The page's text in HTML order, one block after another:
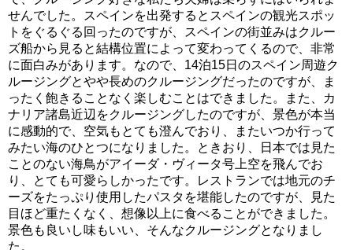
せんでした。スペインを出発するとスペインの観光スポッ
トをぐるぐる回ったのですが、スペインの街並みはクルー
ズ船から見ると結構位置によって変わってくるので、非常
に面白みがあります。なので、14泊15日のスペイン周遊ク
ルージングとやや長めのクルージングだったのですが、ま
ったく飽きることなく楽しむことはできました。また、カ
ナリア諸島近辺をクルージングしたのですが、景色が本当
に感動的で、空気もとても澄んでおり、またいつか行って
みたい海のひとつになりました。ときおり、日本では見た
ことのない海鳥がアイーダ・ヴィータ号上空を飛んでお
り、とても可愛らしかったです。レストランでは地元のチ
ーズをたっぷり使用したパスタを堪能したのですが、見た
目ほど重たくなく、想像以上に食べることができました。
景色も良いし味もいい、そんなクルージングとなりまし
た。